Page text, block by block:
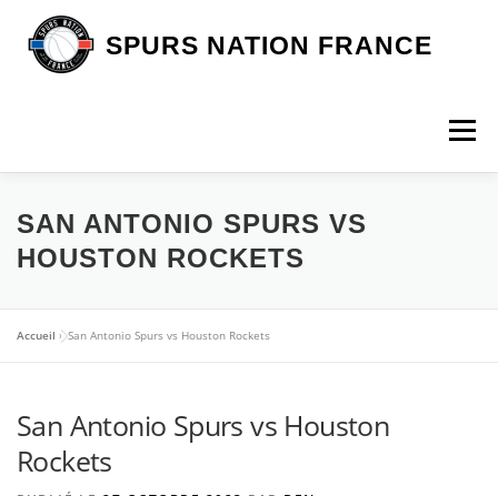
contenu
SPURS NATION FRANCE
Menu
DEVENIR MEMBRE LA BOUTIQUE SNF
SAN ANTONIO SPURS VS
HOUSTON ROCKETS
Accueil »San Antonio Spurs vs Houston Rockets
San Antonio Spurs vs Houston
Rockets